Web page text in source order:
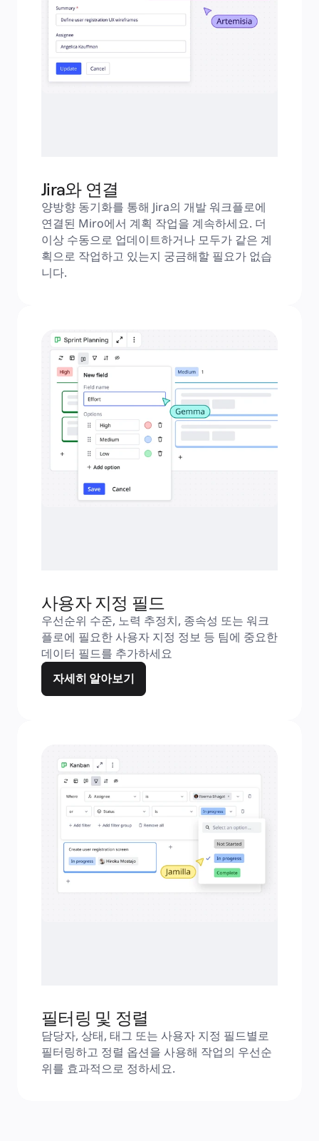
Jira와 연결
양방향 동기화를 통해 Jira의 개발 워크플로에
연결된 Miro에서 계획 작업을 계속하세요. 더
이상 수동으로 업데이트하거나 모두가 같은 계
획으로 작업하고 있는지 궁금해할 필요가 없습
니다.
사용자 지정 필드
우선순위 수준, 노력 추정치, 종속성 또는 워크
플로에 필요한 사용자 지정 정보 등 팀에 중요한
데이터 필드를 추가하세요
자세히 알아보기
필터링 및 정렬
담당자, 상태, 태그 또는 사용자 지정 필드별로
필터링하고 정렬 옵션을 사용해 작업의 우선순
위를 효과적으로 정하세요.